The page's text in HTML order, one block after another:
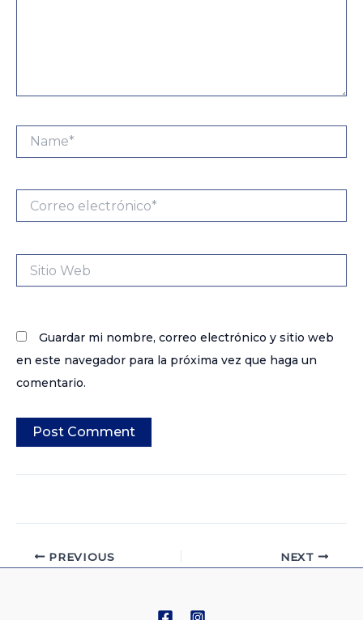
Name*
electrónico*
Sitio
Web
Guardar mi nombre, correo electrónico y sitio web
en este navegador para la próxima vez que haga un
comentario.
PREVIOUS NEXT